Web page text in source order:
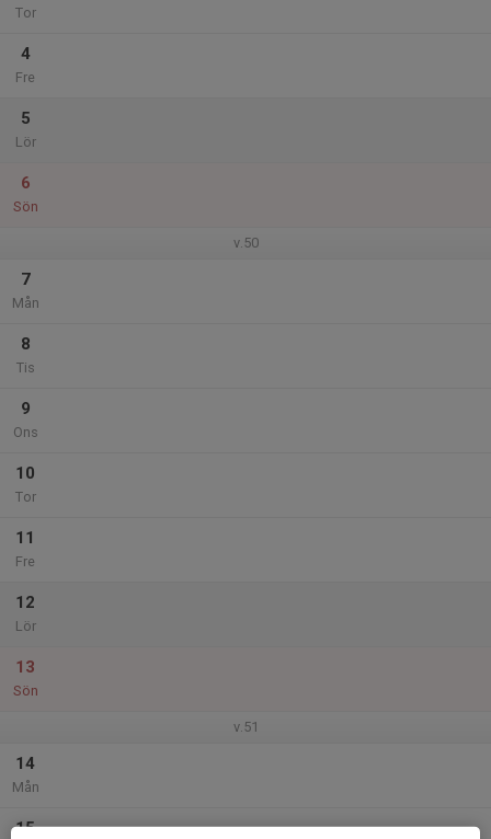
Tor
4
Fre
5
Lör
6
Sön
v.50
7
Mån
8
Tis
9
Ons
10
Tor
11
Fre
12
Lör
13
Sön
v.51
14
Mån
15